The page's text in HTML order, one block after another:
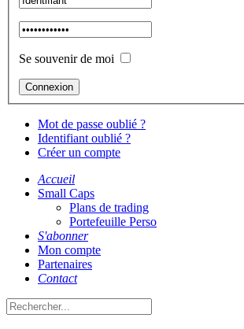
Se souvenir de moi
Mot de passe oublié ?
Identifiant oublié ?
Créer un compte
Accueil
Small Caps
Plans de trading
Portefeuille Perso
S'abonner
Mon compte
Partenaires
Contact